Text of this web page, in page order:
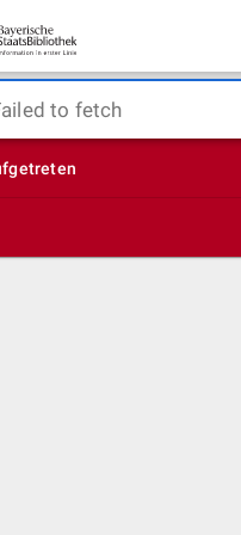
to fetch